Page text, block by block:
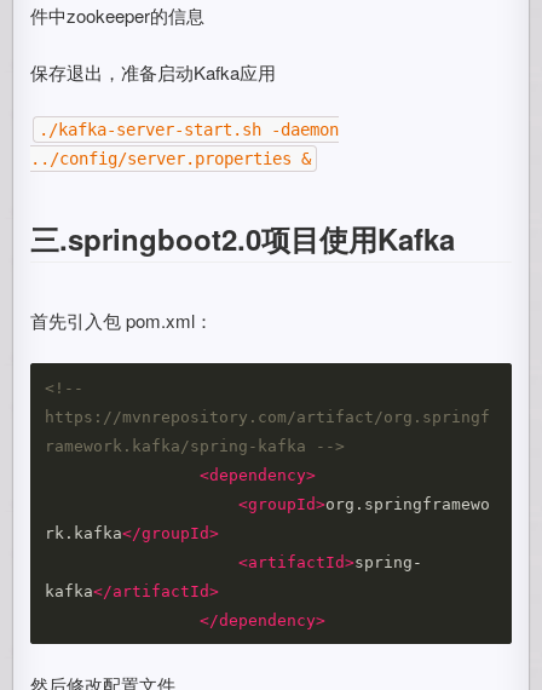
件中zookeeper的信息
保存退出，准备启动Kafka应用
./kafka-server-start.sh -daemon
../config/server.properties &
三.springboot2.0项目使用Kafka
首先引入包 pom.xml：
<!--
https://mvnrepository.com/artifact/org.springf
ramework.kafka/spring-kafka -->
<dependency>
<groupId>org.springframewo
rk.kafka</groupId>
<artifactId>spring-
kafka</artifactId>
</dependency>
然后修改配置文件